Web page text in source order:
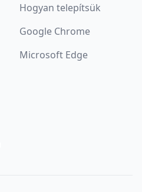
Hogyan telepítsük
Google Chrome
Microsoft Edge